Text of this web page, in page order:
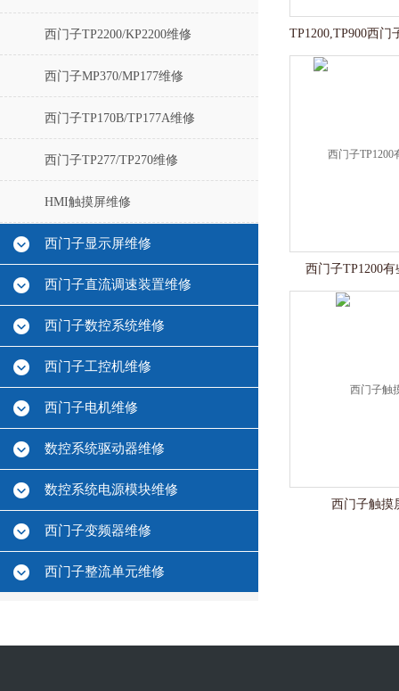
西门子TP2200/KP2200维修
西门子MP370/MP177维修
西门子TP170B/TP177A维修
西门子TP277/TP270维修
HMI触摸屏维修
西门子显示屏维修
西门子直流调速装置维修
西门子数控系统维修
西门子工控机维修
西门子电机维修
数控系统驱动器维修
数控系统电源模块维修
西门子变频器维修
西门子整流单元维修
西门子TP1200
西门子触摸